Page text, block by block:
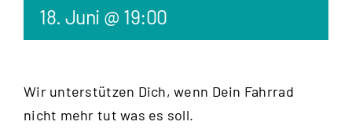
18. Juni @ 19:00
Wir unterstützen Dich, wenn Dein Fahrrad
nicht mehr tut was es soll.